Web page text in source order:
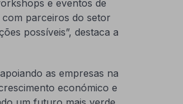
e eventos de
parceiros do setor
possíveis”, destaca a
as empresas na
económico e